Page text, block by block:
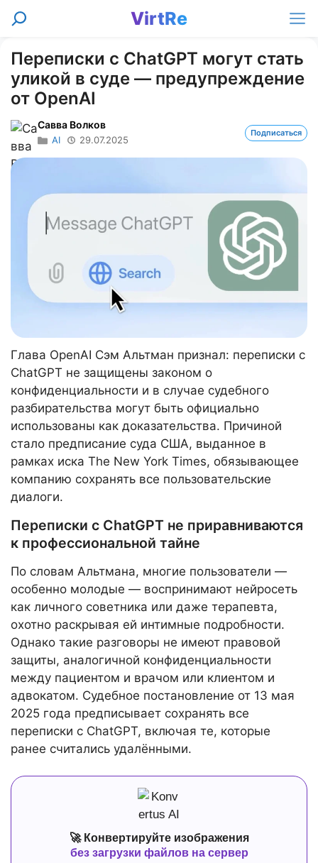
Перейти
VirtRe
Поиск
Переписки с ChatGPT могут стать
уликой в суде — предупреждение
от OpenAI
Савва Волков
AI 29.07.2025
Подписаться
Глава OpenAI Сэм Альтман признал: переписки с
ChatGPT не защищены законом о
конфиденциальности и в случае судебного
разбирательства могут быть официально
использованы как доказательства. Причиной
стало предписание суда США, выданное в
рамках иска The New York Times, обязывающее
компанию сохранять все пользовательские
диалоги.
Переписки с ChatGPT не приравниваются
к профессиональной тайне
По словам Альтмана, многие пользователи —
особенно молодые — воспринимают нейросеть
как личного советника или даже терапевта,
охотно раскрывая ей интимные подробности.
Однако такие разговоры не имеют правовой
защиты, аналогичной конфиденциальности
между пациентом и врачом или клиентом и
адвокатом. Судебное постановление от 13 мая
2025 года предписывает сохранять все
переписки с ChatGPT, включая те, которые
ранее считались удалёнными.
🚀 Конвертируйте изображения
без загрузки файлов на сервер